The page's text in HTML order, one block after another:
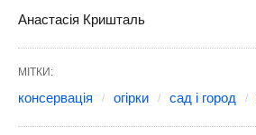
Анастасія Кришталь
МІТКИ:
консервація огірки сад і город